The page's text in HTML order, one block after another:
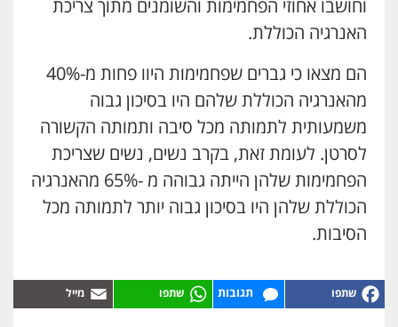
וחושבו אחוזי הפחמימות והשומנים מתוך צריכת
האנרגיה הכוללת.
הם מצאו כי גברים שפחמימות היוו פחות מ-40%
מהאנרגיה הכוללת שלהם היו בסיכון גבוה
משמעותית לתמותה מכל סיבה ותמותה הקשורה
לסרטן. לעומת זאת, בקרב נשים, נשים שצריכת
הפחמימות שלהן הייתה גבוהה מ -65% מהאנרגיה
הכוללת שלהן היו בסיכון גבוה יותר לתמותה מכל
הסיבות.
תגובות